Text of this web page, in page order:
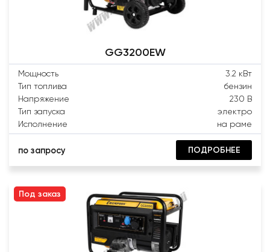
GG3200EW
Мощность
3.2 кВт
Тип топлива
бензин
Напряжение
230 В
Тип запуска
электро
Исполнение
на раме
по запросу ПОДРОБНЕЕ
Под заказ